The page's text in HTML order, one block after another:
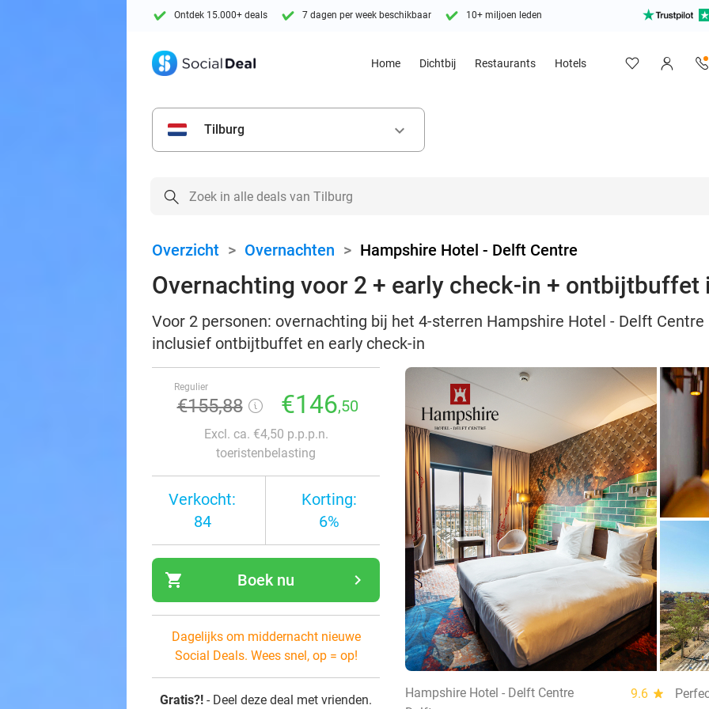
Ontdek 15.000+ deals 7 dagen per week beschikbaar 10+ miljoen leden
Home Dichtbij Restaurants Hotels
Tilburg keyboard_arrow_down
Overzicht > Overnachten > Hampshire Hotel - Delft Centre
Overnachting voor 2 + early check-in + ontbijtbuffet
Voor 2 personen: overnachting bij het 4-sterren Hampshire Hotel - Delft
inclusief ontbijtbuffet en early check-in
Regulier
€155,88 €146,50
Excl. ca. €4,50 p.p.p.n.
toeristenbelasting
Verkocht:
84
Korting:
6%
shopping_cart navigate_next
Boek nu
Dagelijks om middernacht nieuwe
Social Deals. Wees snel, op = op!
Gratis?! - Deel deze deal met vrienden.
Hampshire Hotel - Delft Centre 9.6 star